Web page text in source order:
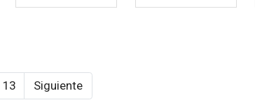
13 Siguiente